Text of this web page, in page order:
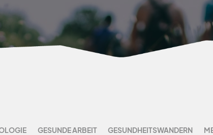
GESUNDE ARBEIT GESUNDHEITSWANDERN